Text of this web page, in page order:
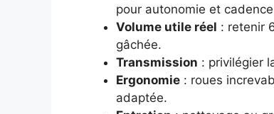
pour autonomie et
Volume utile réel : retenir
gâchée.
Transmission : privilégier
Ergonomie : roues
adaptée.